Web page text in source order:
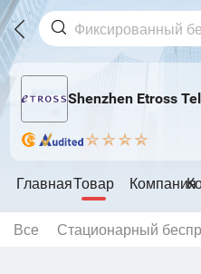
Shenzhen Etross
ГлавнаяТовар Компания
Все Стационарный